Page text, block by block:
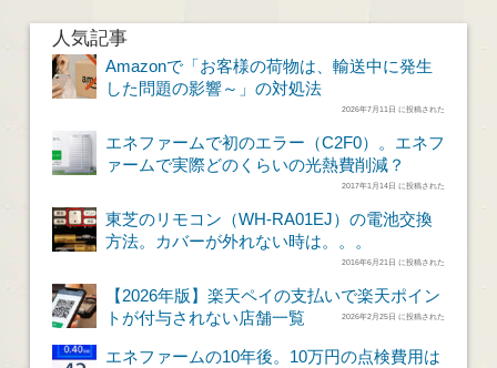
人気記事
Amazonで「お客様の荷物は、輸送中に発生
した問題の影響～」の対処法
2026年7月11日 に投稿された
エネファームで初のエラー（C2F0）。エネフ
ァームで実際どのくらいの光熱費削減？
2017年1月14日 に投稿された
東芝のリモコン（WH-RA01EJ）の電池交換
方法。カバーが外れない時は。。。
2016年6月21日 に投稿された
【2026年版】楽天ペイの支払いで楽天ポイン
トが付与されない店舗一覧
2026年2月25日 に投稿された
エネファームの10年後。10万円の点検費用は